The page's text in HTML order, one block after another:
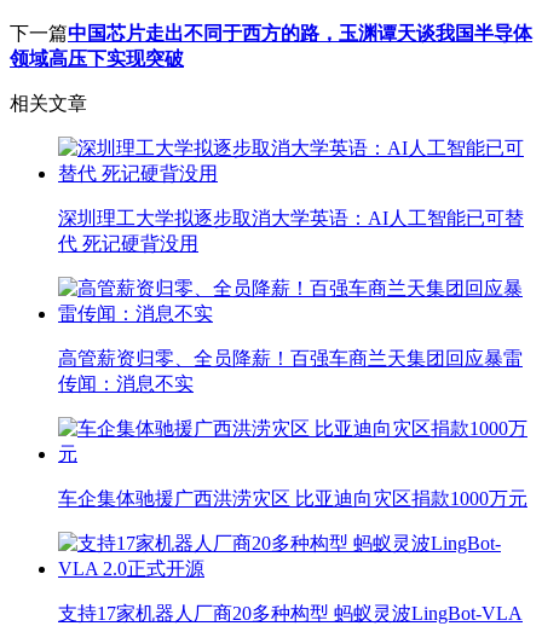
下一篇中国芯片走出不同于西方的路，玉渊谭天谈我国半导体
领域高压下实现突破
相关文章
深圳理工大学拟逐步取消大学英语：AI人工智能已可替
代 死记硬背没用
高管薪资归零、全员降薪！百强车商兰天集团回应暴雷
传闻：消息不实
车企集体驰援广西洪涝灾区 比亚迪向灾区捐款1000万元
支持17家机器人厂商20多种构型 蚂蚁灵波LingBot-VLA